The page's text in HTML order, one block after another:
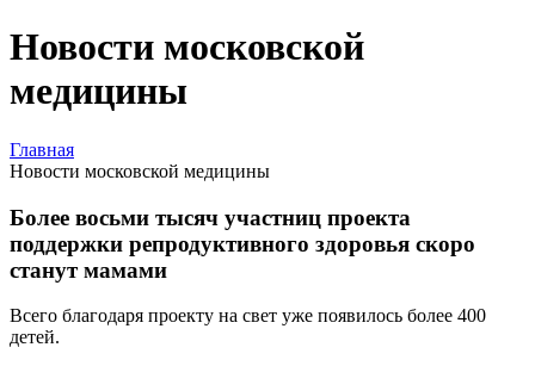
Новости московской
медицины
Главная
Новости московской медицины
Более восьми тысяч участниц проекта
поддержки репродуктивного здоровья скоро
станут мамами
Всего благодаря проекту на свет уже появилось более 400
детей.